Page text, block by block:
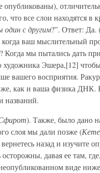
опубликованы),
что все слои находятся в
один с другим?”. Ответ:
ваш мыслительный
Когда мы пытались дать
Эшера,[12]
вашего восприятия.
же, как и ваша физика
названий.
). Также, было дано
слоя мы дали позже (
назад и изучите
давая ее там,
виде